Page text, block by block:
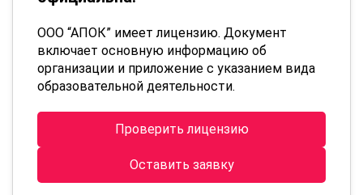
ООО “АПОК” имеет лицензию. Документ
включает основную информацию об
организации и приложение с указанием вида
образовательной деятельности.
Проверить лицензию
Оставить заявку